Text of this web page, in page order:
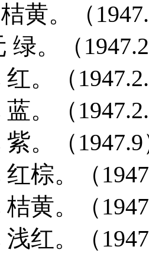
桔黄。（
绿。（
红。（
蓝。（
紫。（
红棕。（
桔黄。（
浅红。（